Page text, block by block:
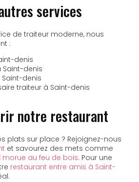
services
de traiteur moderne, nous
:
denis
Saint-denis
denis
traiteur à Saint-denis
notre restaurant
plats sur place ? Rejoignez-nous
et savourez des mets comme
morue au feu de bois. Pour une
restaurant entre amis à Saint-